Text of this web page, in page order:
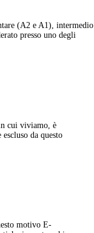
(A2 e A1), intermedio
presso uno degli
cui viviamo, è
da questo
motivo E-